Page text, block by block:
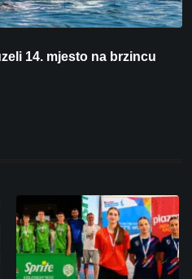
14. mjesto na brzincu